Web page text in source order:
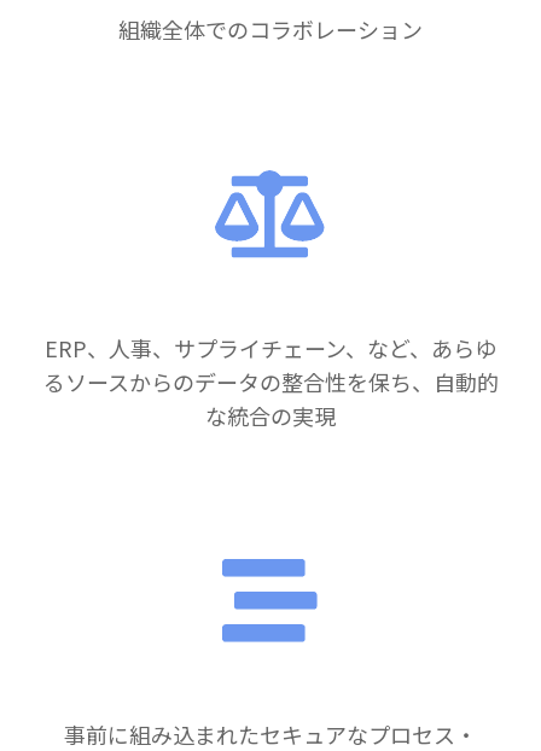
組織全体でのコラボレーション
ERP、人事、サプライチェーン、など、あらゆ
るソースからのデータの整合性を保ち、自動的
な統合の実現
事前に組み込まれたセキュアなプロセス・